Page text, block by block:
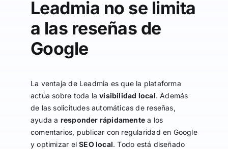
Leadmia no se limita
a las reseñas de
Google
La ventaja de Leadmia es que la plataforma
actúa sobre toda lavisibilidad local. Además
de las solicitudes automáticas de reseñas,
ayuda a responder rápidamente a los
comentarios, publicar con regularidad en Google
y optimizar elSEO local. Todo está diseñado